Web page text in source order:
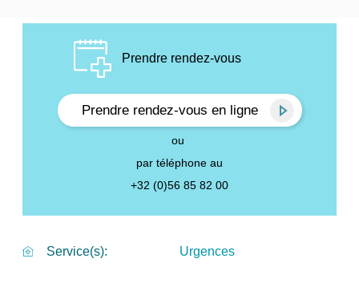
Prendre rendez-vous
Prendre rendez-vous en ligne
ou
par téléphone au
+32 (0)56 85 82 00
Service(s) Urgences